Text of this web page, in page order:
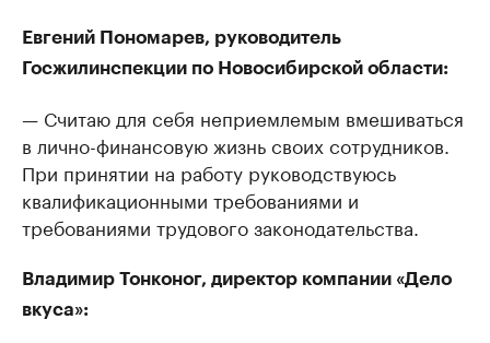
Евгений Пономарев, руководитель
Госжилинспекции по Новосибирской области:
— Считаю для себя неприемлемым вмешиваться
в лично-финансовую жизнь своих сотрудников.
При принятии на работу руководствуюсь
квалификационными требованиями и
требованиями трудового законодательства.
Владимир Тонконог, директор компании «Дело
вкуса»: